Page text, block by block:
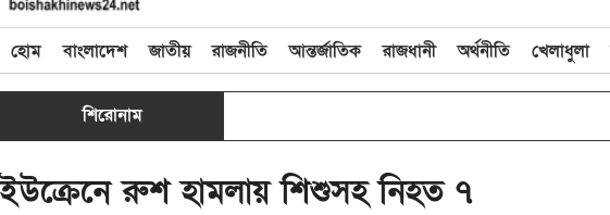
হোম বাংলাদেশ জাতীয় রাজনীতি আন্তর্জাতিক রাজধানী অর্থনীতি খেলাধুলা
শিরোনাম
ইউক্রেনে রুশ হামলায় শিশুসহ নিহত ৭